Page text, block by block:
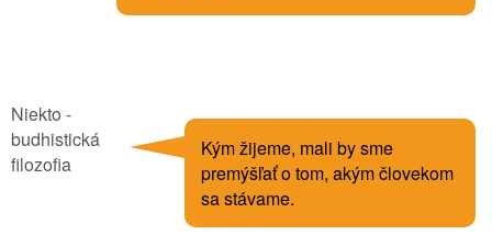
Niekto -
budhistická
filozofia
Kým žijeme, mali by sme
premýšľať o tom, akým človekom
sa stávame.